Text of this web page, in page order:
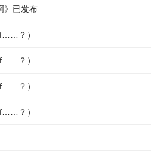
》已发布
？）
？）
？）
？）